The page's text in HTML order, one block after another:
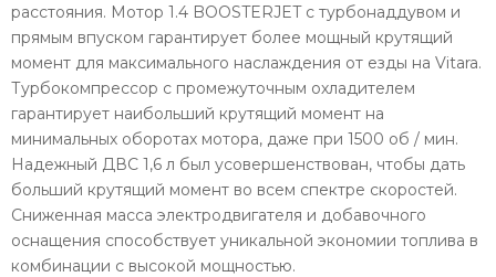
расстояния. Мотор 1.4 BOOSTERJET с турбонаддувом и
прямым впуском гарантирует более мощный крутящий
момент для максимального наслаждения от езды на Vitara.
Турбокомпрессор с промежуточным охладителем
гарантирует наибольший крутящий момент на
минимальных оборотах мотора, даже при 1500 об / мин.
Надежный ДВС 1,6 л был усовершенствован, чтобы дать
больший крутящий момент во всем спектре скоростей.
Сниженная масса электродвигателя и добавочного
оснащения способствует уникальной экономии топлива в
комбинации с высокой мощностью.